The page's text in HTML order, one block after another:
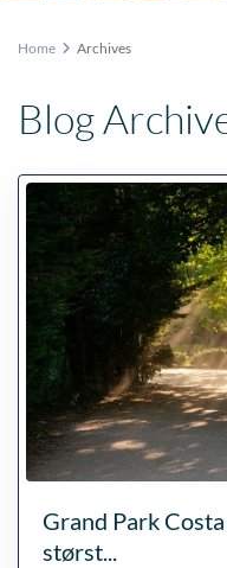
Home Archives
Blog
Grand Park
størst...